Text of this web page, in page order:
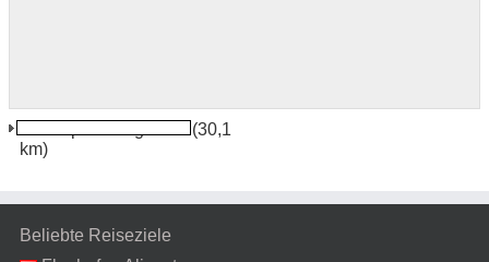
(30,1
km)
Beliebte Reiseziele